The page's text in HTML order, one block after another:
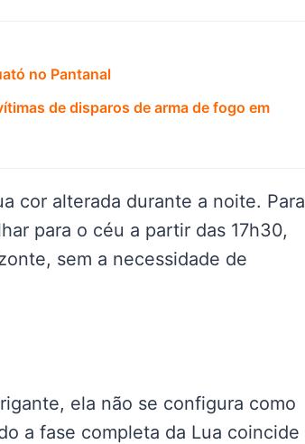
no Pantanal
de disparos de arma de fogo em
cor alterada durante a noite. Para
para o céu a partir das 17h30,
sem a necessidade de
ela não se configura como
a fase completa da Lua coincide